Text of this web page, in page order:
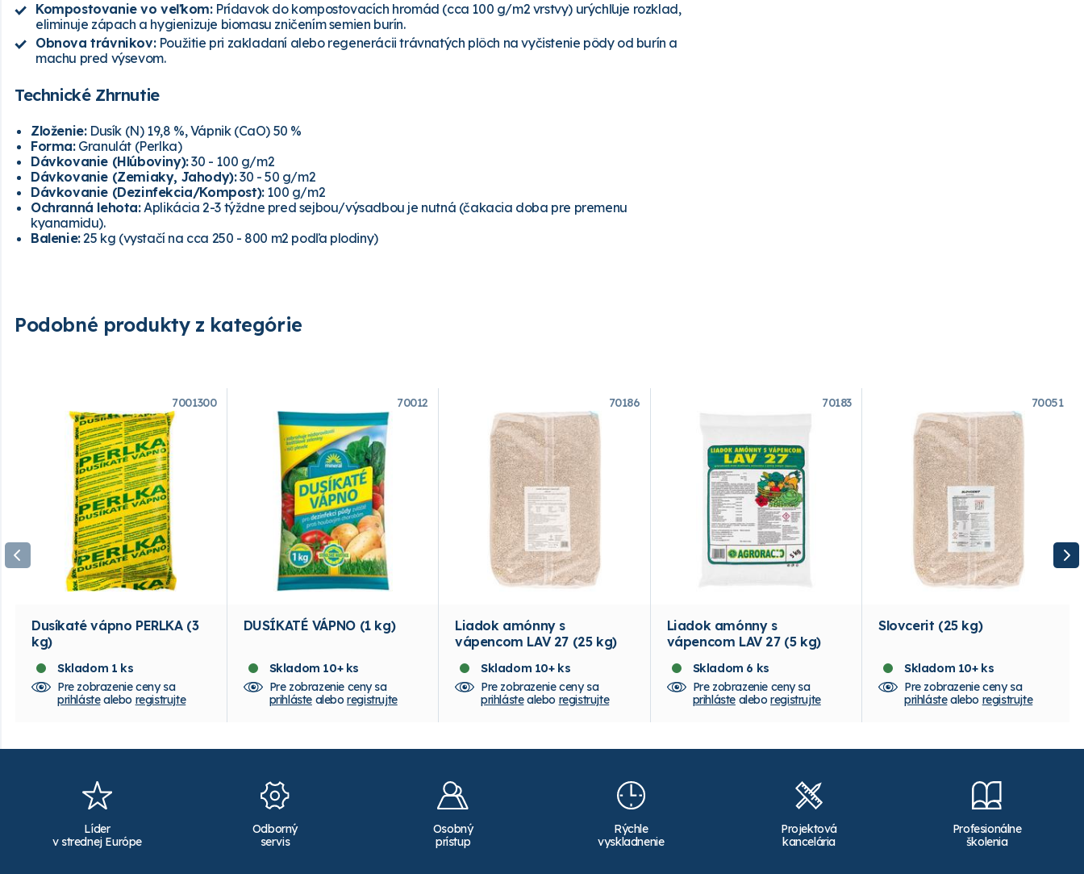
Kompostovanie vo veľkom:Prídavok do kompostovacích hromád (cca 100 g/m2 vrstvy) urýchľuje rozklad,
eliminuje zápach a hygienizuje biomasu zničením semien burín.
Obnova trávnikov:Použitie pri zakladaní alebo regenerácii trávnatých plôch na vyčistenie pôdy od burín a
machu pred výsevom.
Technické Zhrnutie
Zloženie:Dusík (N) 19,8 %, Vápnik (CaO) 50 %
Forma:Granulát (Perlka)
Dávkovanie (Hlúboviny):30 - 100 g/m2
Dávkovanie (Zemiaky, Jahody):30 - 50 g/m2
Dávkovanie (Dezinfekcia/Kompost):100 g/m2
Ochranná lehota:Aplikácia 2-3 týždne pred sejbou/výsadbou je nutná (čakacia doba pre premenu
kyanamidu).
Balenie:25 kg (vystačí na cca 250 - 800 m2 podľa plodiny)
Podobné produkty z kategórie
7001300
Dusíkaté vápno PERLKA (3
kg)
Skladom 1 ks
Pre zobrazenie ceny sa
prihlástealebo registrujte
70012
DUSÍKATÉ VÁPNO (1 kg)
Skladom 10+ ks
Pre zobrazenie ceny sa
prihlástealeboregistrujte
70186
Liadok amónny s
vápencom LAV 27 (25 kg)
Skladom 10+ ks
Pre zobrazenie ceny sa
prihlástealebo registrujte
70183
Liadok amónny s
vápencom LAV 27 (5 kg)
Skladom 6 ks
Pre zobrazenie ceny sa
prihlástealeboregistrujte
70051
Slovcerit (25 kg)
Skladom 10+ ks
Pre zobrazenie ceny sa
prihlástealebo registrujte
Líder
v strednej Európe
Odborný
servis
Osobný
prístup
Rýchle
vyskladnenie
Projektová
kancelária
Profesionálne
školenia